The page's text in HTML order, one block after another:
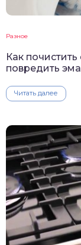
Разное
Как
повредить
Читать далее